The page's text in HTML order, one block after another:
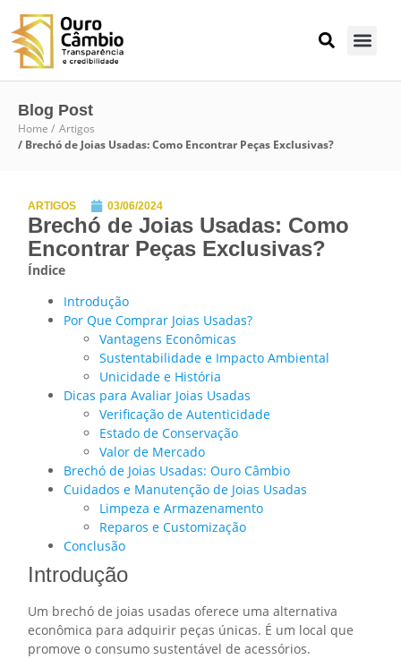
Blog Post
Home / Artigos
/ Brechó de Joias Usadas: Como Encontrar Peças Exclusivas?
ARTIGOS 03/06/2024
Brechó de Joias Usadas: Como
Encontrar Peças Exclusivas?
Índice
Introdução
Por Que Comprar Joias Usadas?
Vantagens Econômicas
Sustentabilidade e Impacto Ambiental
Unicidade e História
Dicas para Avaliar Joias Usadas
Verificação de Autenticidade
Estado de Conservação
Valor de Mercado
Brechó de Joias Usadas: Ouro Câmbio
Cuidados e Manutenção de Joias Usadas
Limpeza e Armazenamento
Reparos e Customização
Conclusão
Introdução
Um brechó de joias usadas oferece uma alternativa
econômica para adquirir peças únicas. É um local que
promove o consumo sustentável de acessórios.